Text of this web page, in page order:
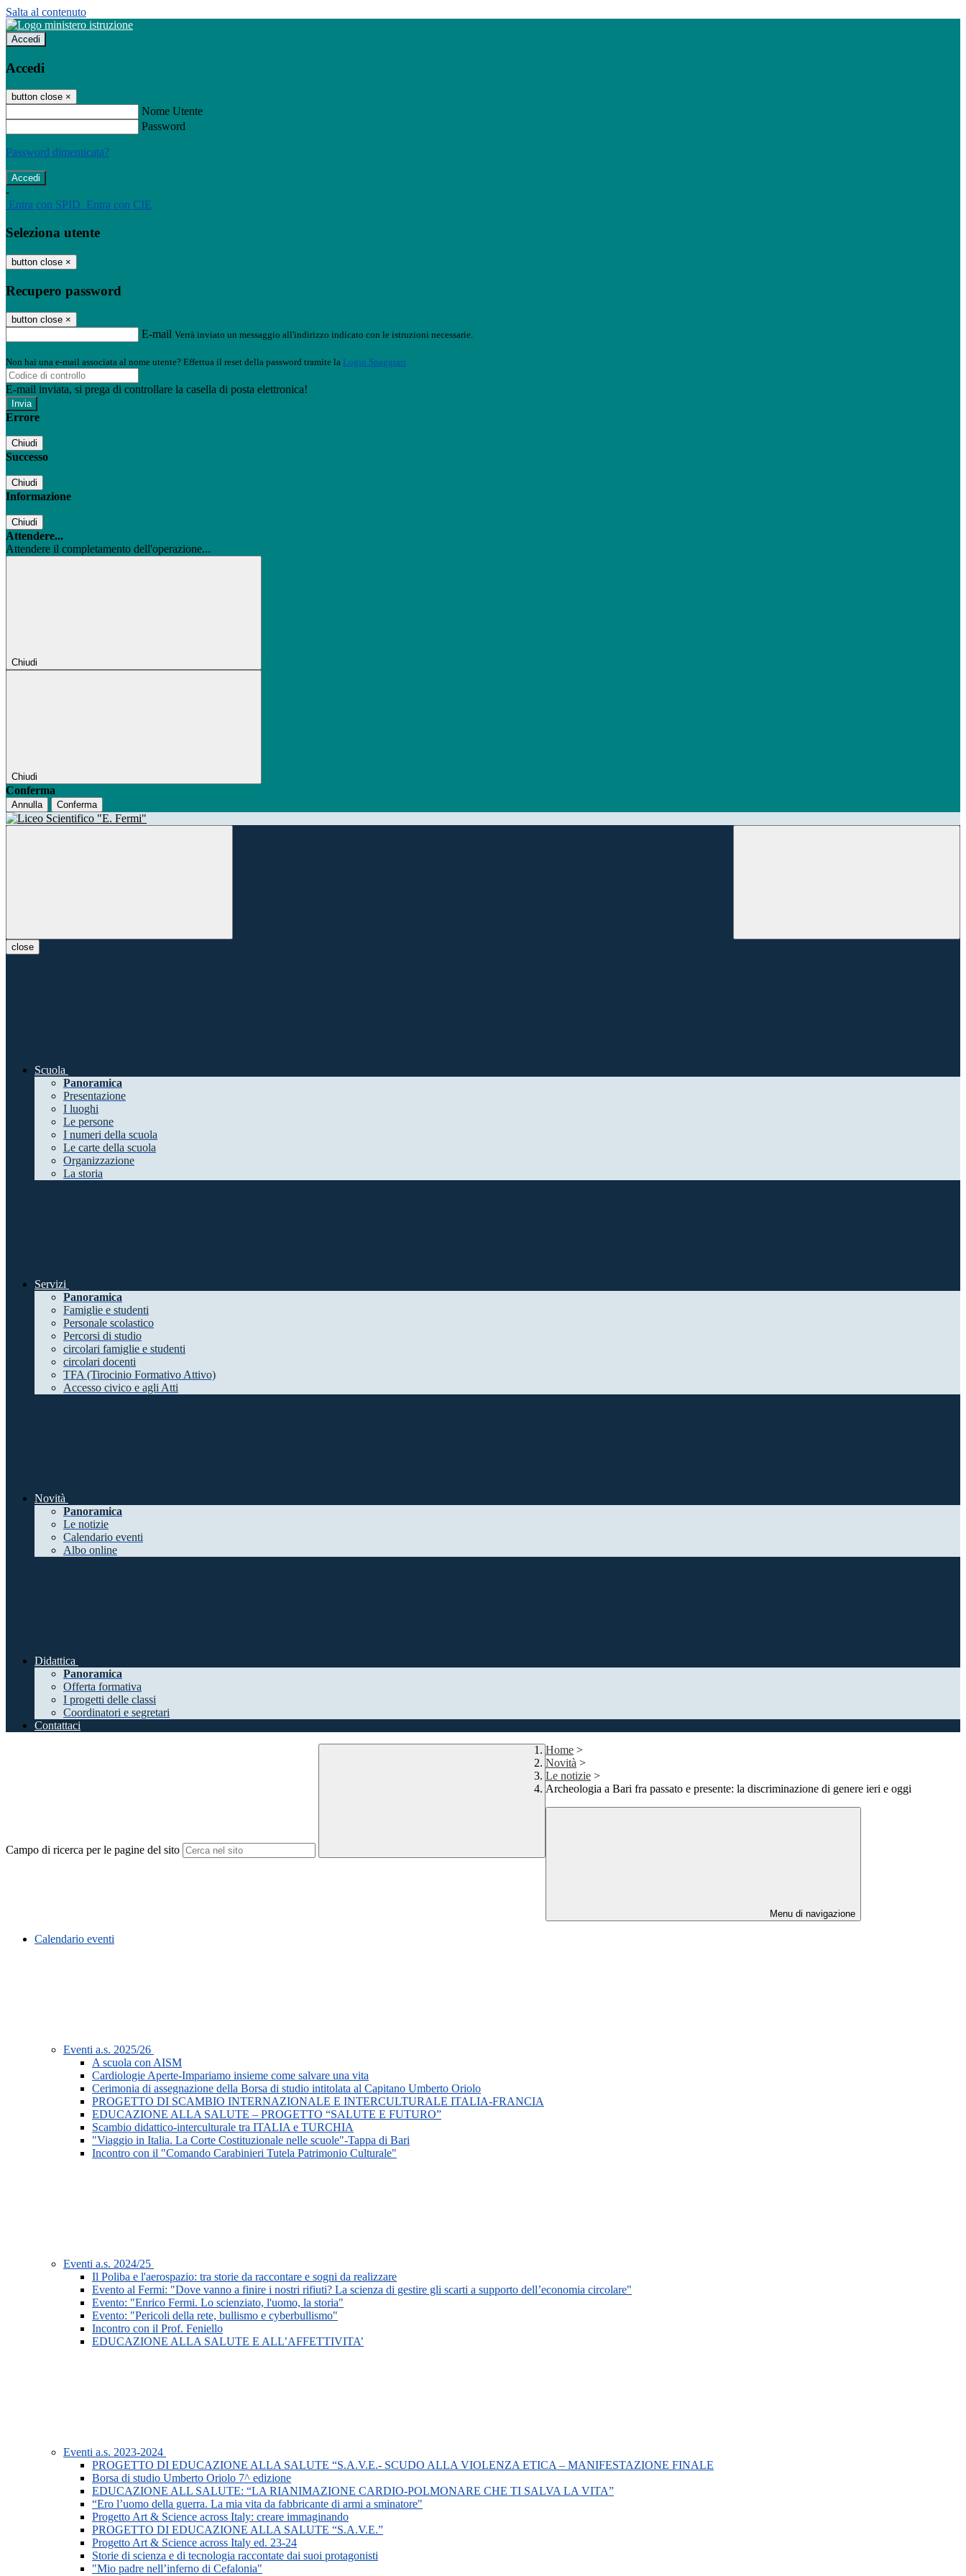
Salta al contenuto
Accedi
Accedi
button close ×
Nome Utente
Password
Password dimenticata?
-
Entra con SPID Entra con CIE
Seleziona utente
button close ×
Recupero password
button close ×
E-mail Verrà inviato un messaggio all'indirizzo indicato con le istruzioni necessarie.
Non hai una e-mail associata al nome utente? Effettua il reset della password tramite la Login Spaggiari
E-mail inviata, si prega di controllare la casella di posta elettronica!
Errore
Chiudi
Successo
Chiudi
Informazione
Chiudi
Attendere...
Attendere il completamento dell'operazione...
Chiudi
Chiudi
Conferma
Annulla Conferma
close
Scuola
Panoramica
Presentazione
I luoghi
Le persone
I numeri della scuola
Le carte della scuola
Organizzazione
La storia
Servizi
Panoramica
Famiglie e studenti
Personale scolastico
Percorsi di studio
circolari famiglie e studenti
circolari docenti
TFA (Tirocinio Formativo Attivo)
Accesso civico e agli Atti
Novità
Panoramica
Le notizie
Calendario eventi
Albo online
Didattica
Panoramica
Offerta formativa
I progetti delle classi
Coordinatori e segretari
Contattaci
Campo di ricerca per le pagine del sito
Home >
Novità >
Le notizie >
Archeologia a Bari fra passato e presente: la discriminazione di genere ieri e oggi
Menu di navigazione
Calendario eventi
Eventi a.s. 2025/26
A scuola con AISM
Cardiologie Aperte-Impariamo insieme come salvare una vita
Cerimonia di assegnazione della Borsa di studio intitolata al Capitano Umberto Oriolo
PROGETTO DI SCAMBIO INTERNAZIONALE E INTERCULTURALE ITALIA-FRANCIA
EDUCAZIONE ALLA SALUTE – PROGETTO “SALUTE E FUTURO”
Scambio didattico-interculturale tra ITALIA e TURCHIA
"Viaggio in Italia. La Corte Costituzionale nelle scuole"-Tappa di Bari
Incontro con il "Comando Carabinieri Tutela Patrimonio Culturale"
Eventi a.s. 2024/25
Il Poliba e l'aerospazio: tra storie da raccontare e sogni da realizzare
Evento al Fermi: "Dove vanno a finire i nostri rifiuti? La scienza di gestire gli scarti a supporto dell’economia circolare"
Evento: "Enrico Fermi. Lo scienziato, l'uomo, la storia"
Evento: "Pericoli della rete, bullismo e cyberbullismo"
Incontro con il Prof. Feniello
EDUCAZIONE ALLA SALUTE E ALL’AFFETTIVITA’
Eventi a.s. 2023-2024
PROGETTO DI EDUCAZIONE ALLA SALUTE “S.A.V.E.- SCUDO ALLA VIOLENZA ETICA – MANIFESTAZIONE FINALE
Borsa di studio Umberto Oriolo 7^ edizione
EDUCAZIONE ALL SALUTE: “LA RIANIMAZIONE CARDIO-POLMONARE CHE TI SALVA LA VITA”
“Ero l’uomo della guerra. La mia vita da fabbricante di armi a sminatore"
Progetto Art & Science across Italy: creare immaginando
PROGETTO DI EDUCAZIONE ALLA SALUTE “S.A.V.E.”
Progetto Art & Science across Italy ed. 23-24
Storie di scienza e di tecnologia raccontate dai suoi protagonisti
"Mio padre nell’inferno di Cefalonia"